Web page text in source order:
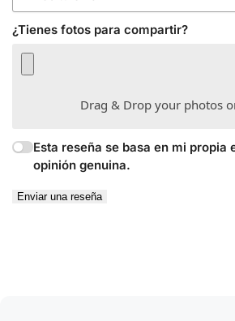
¿Tienes fotos para compartir?
Drag & Drop your photos
Esta reseña se basa en mi propia
opinión genuina.
Enviar una reseña